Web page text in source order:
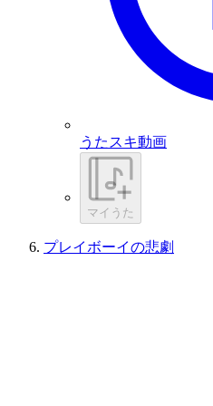
うたスキ動画
マイうた
プレイボーイの悲劇